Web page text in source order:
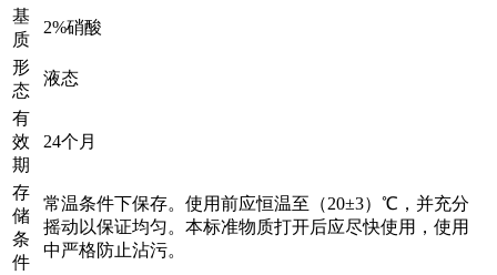
基
质
2%硝酸
形
态
液态
有
效
期
24个月
存
储
条
件
常温条件下保存。使用前应恒温至（20±3）℃，并充分
摇动以保证均匀。本标准物质打开后应尽快使用，使用
中严格防止沾污。